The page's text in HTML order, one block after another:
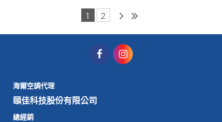
1 2
海爾空調代理
頤佳科技股份有限公司
總經銷